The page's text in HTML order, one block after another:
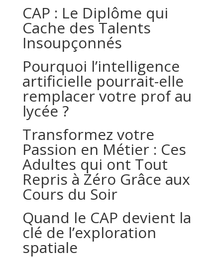
CAP : Le Diplôme qui
Cache des Talents
Insoupçonnés
Pourquoi l’intelligence
artificielle pourrait-elle
remplacer votre prof au
lycée ?
Transformez votre
Passion en Métier : Ces
Adultes qui ont Tout
Repris à Zéro Grâce aux
Cours du Soir
Quand le CAP devient la
clé de l’exploration
spatiale